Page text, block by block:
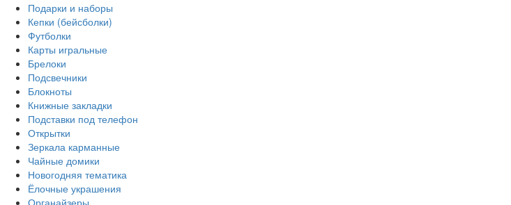
Подарки и наборы
Кепки (бейсболки)
Футболки
Карты игральные
Брелоки
Подсвечники
Блокноты
Книжные закладки
Подставки под телефон
Открытки
Зеркала карманные
Чайные домики
Новогодняя тематика
Ёлочные украшения
Органайзеры